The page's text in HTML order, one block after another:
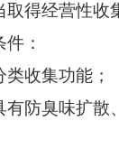
经营性收集
：
收集功能；
臭味扩散